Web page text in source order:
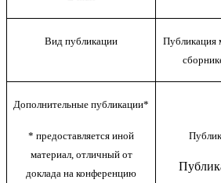
Вид публикации
Публикация
Дополнительные публикации*
* предоставляется иной
материал, отличный от
доклада на конференцию